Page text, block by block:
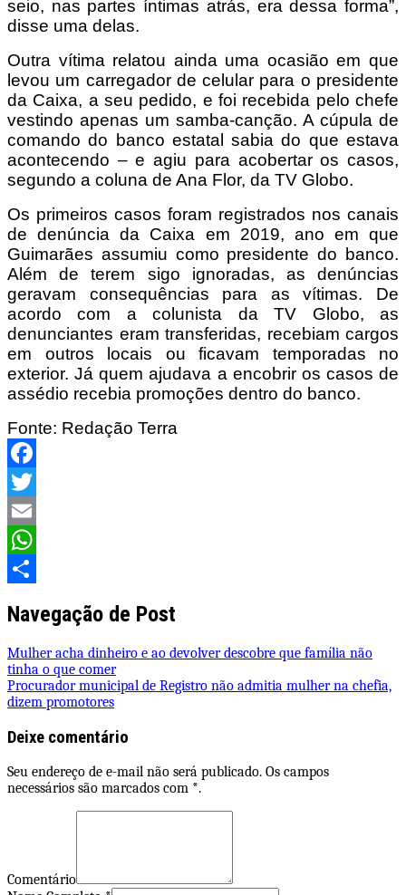
seio, nas partes íntimas atrás, era dessa forma”,
disse uma delas.
Outra vítima relatou ainda uma ocasião em que
levou um carregador de celular para o presidente
da Caixa, a seu pedido, e foi recebida pelo chefe
vestindo apenas um samba-canção. A cúpula de
comando do banco estatal sabia do que estava
acontecendo – e agiu para acobertar os casos,
segundo a coluna de Ana Flor, da TV Globo.
Os primeiros casos foram registrados nos canais
de denúncia da Caixa em 2019, ano em que
Guimarães assumiu como presidente do banco.
Além de terem sigo ignoradas, as denúncias
geravam consequências para as vítimas. De
acordo com a colunista da TV Globo, as
denunciantes eram transferidas, recebiam cargos
em outros locais ou ficavam temporadas no
exterior. Já quem ajudava a encobrir os casos de
assédio recebia promoções dentro do banco.
Fonte: Redação Terra
Facebook
Twitter
Email
WhatsApp
Navegação de Post
Mulher acha dinheiro e ao devolver descobre que família não
tinha o que comer
Procurador municipal de Registro não admitia mulher na chefia,
dizem promotores
Deixe comentário
Seu endereço de e-mail não será publicado. Os campos
necessários são marcados com *.
Comentário